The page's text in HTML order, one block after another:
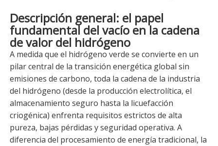
Descripción general: el papel
fundamental del vacío en la cadena
de valor del hidrógeno
A medida que el hidrógeno verde se convierte en un
pilar central de la transición energética global sin
emisiones de carbono, toda la cadena de la industria
del hidrógeno (desde la producción electrolítica, el
almacenamiento seguro hasta la licuefacción
criogénica) enfrenta requisitos estrictos de alta
pureza, bajas pérdidas y seguridad operativa. A
diferencia del procesamiento de energía tradicional, la